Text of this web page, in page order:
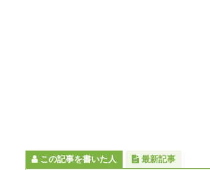
この記事を書いた人 最新記事